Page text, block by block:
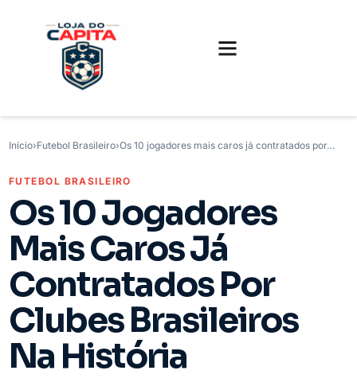
Início›Futebol Brasileiro›Os 10 jogadores mais caros já contratados por…
FUTEBOL BRASILEIRO
Os 10 Jogadores
Mais Caros Já
Contratados Por
Clubes Brasileiros
Na História